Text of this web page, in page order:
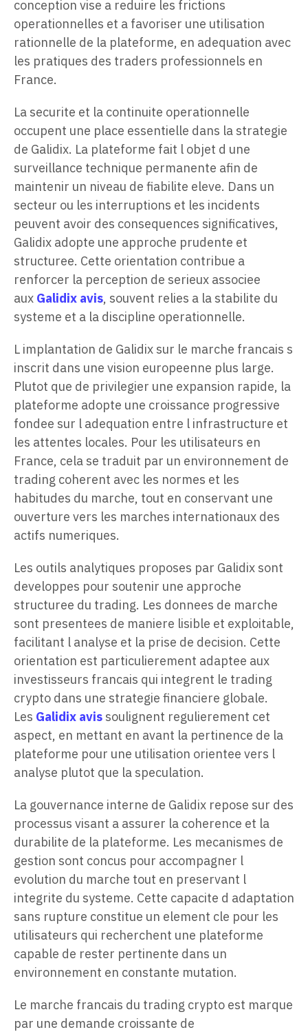
conception vise a reduire les frictions
operationnelles et a favoriser une utilisation
rationnelle de la plateforme, en adequation avec
les pratiques des traders professionnels en
France.
La securite et la continuite operationnelle
occupent une place essentielle dans la strategie
de Galidix. La plateforme fait l objet d une
surveillance technique permanente afin de
maintenir un niveau de fiabilite eleve. Dans un
secteur ou les interruptions et les incidents
peuvent avoir des consequences significatives,
Galidix adopte une approche prudente et
structuree. Cette orientation contribue a
renforcer la perception de serieux associee
aux Galidix avis, souvent relies a la stabilite du
systeme et a la discipline operationnelle.
L implantation de Galidix sur le marche francais s
inscrit dans une vision europeenne plus large.
Plutot que de privilegier une expansion rapide, la
plateforme adopte une croissance progressive
fondee sur l adequation entre l infrastructure et
les attentes locales. Pour les utilisateurs en
France, cela se traduit par un environnement de
trading coherent avec les normes et les
habitudes du marche, tout en conservant une
ouverture vers les marches internationaux des
actifs numeriques.
Les outils analytiques proposes par Galidix sont
developpes pour soutenir une approche
structuree du trading. Les donnees de marche
sont presentees de maniere lisible et exploitable,
facilitant l analyse et la prise de decision. Cette
orientation est particulierement adaptee aux
investisseurs francais qui integrent le trading
crypto dans une strategie financiere globale.
Les Galidix avis soulignent regulierement cet
aspect, en mettant en avant la pertinence de la
plateforme pour une utilisation orientee vers l
analyse plutot que la speculation.
La gouvernance interne de Galidix repose sur des
processus visant a assurer la coherence et la
durabilite de la plateforme. Les mecanismes de
gestion sont concus pour accompagner l
evolution du marche tout en preservant l
integrite du systeme. Cette capacite d adaptation
sans rupture constitue un element cle pour les
utilisateurs qui recherchent une plateforme
capable de rester pertinente dans un
environnement en constante mutation.
Le marche francais du trading crypto est marque
par une demande croissante de